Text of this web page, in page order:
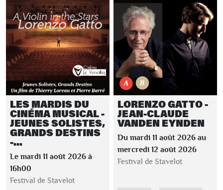
LES MARDIS DU
CINÉMA MUSICAL -
JEUNES SOLISTES,
GRANDS DESTINS
-...
Le mardi 11 août 2026 à
16h00
Festival de Stavelot
LORENZO GATTO -
JEAN-CLAUDE
VANDEN EYNDEN
Du mardi 11 août 2026 au
mercredi 12 août 2026
Festival de Stavelot